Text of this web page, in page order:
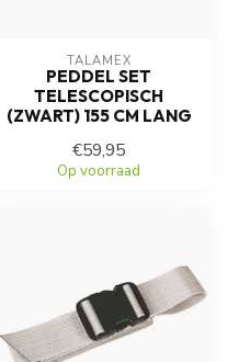
TALAMEX
PEDDEL SET
TELESCOPISCH
(ZWART) 155 CM LANG
€59,95
Op voorraad